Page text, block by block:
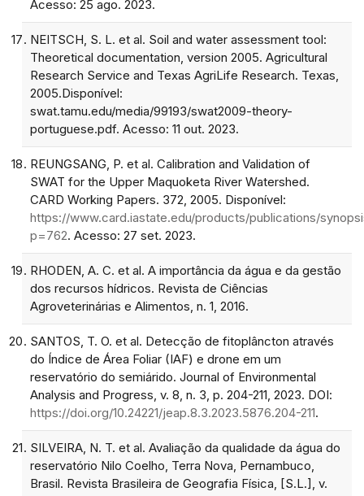
Acesso: 25 ago. 2023.
NEITSCH, S. L. et al. Soil and water assessment tool:
Theoretical documentation, version 2005. Agricultural
Research Service and Texas AgriLife Research. Texas,
2005.Disponível:
swat.tamu.edu/media/99193/swat2009-theory-
portuguese.pdf. Acesso: 11 out. 2023.
REUNGSANG, P. et al. Calibration and Validation of
SWAT for the Upper Maquoketa River Watershed.
CARD Working Papers. 372, 2005. Disponível:
https://www.card.iastate.edu/products/publications/
p=762. Acesso: 27 set. 2023.
RHODEN, A. C. et al. A importância da água e da gestão
dos recursos hídricos. Revista de Ciências
Agroveterinárias e Alimentos, n. 1, 2016.
SANTOS, T. O. et al. Detecção de fitoplâncton através
do Índice de Área Foliar (IAF) e drone em um
reservatório do semiárido. Journal of Environmental
Analysis and Progress, v. 8, n. 3, p. 204-211, 2023. DOI:
https://doi.org/10.24221/jeap.8.3.2023.5876.204-211.
SILVEIRA, N. T. et al. Avaliação da qualidade da água do
reservatório Nilo Coelho, Terra Nova, Pernambuco,
Brasil. Revista Brasileira de Geografia Física, [S.L.], v.